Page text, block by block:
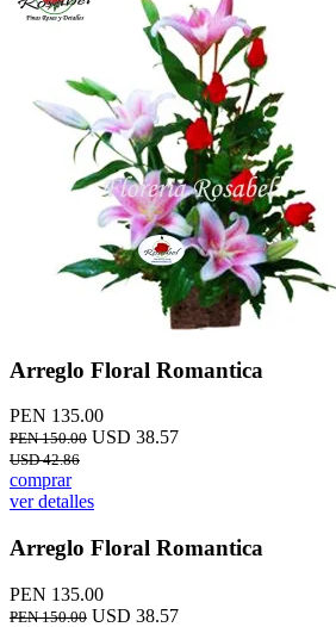
Arreglo Floral Romantica
PEN 135.00
PEN 150.00 USD 38.57
USD 42.86
comprar
ver detalles
Arreglo Floral Romantica
PEN 135.00
PEN 150.00 USD 38.57